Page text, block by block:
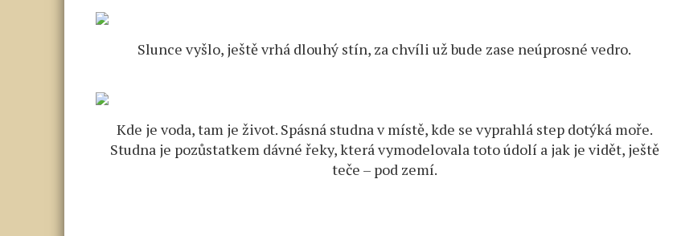
Slunce vyšlo, ještě vrhá dlouhý stín, za chvíli už bude zase neúprosné vedro.
Kde je voda, tam je život. Spásná studna v místě, kde se vyprahlá step dotýká moře.
Studna je pozůstatkem dávné řeky, která vymodelovala toto údolí a jak je vidět, ještě
teče – pod zemí.